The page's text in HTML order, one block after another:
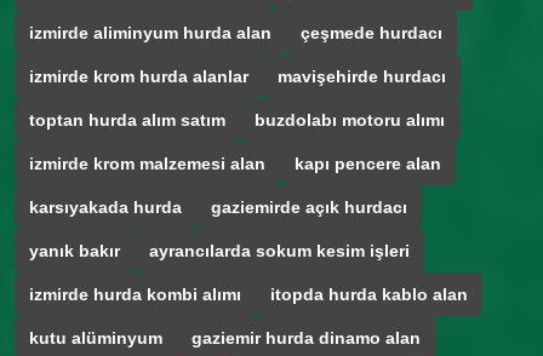
izmirde aliminyum hurda alan çeşmede hurdacı
izmirde krom hurda alanlar mavişehirde hurdacı
toptan hurda alım satım buzdolabı motoru alımı
izmirde krom malzemesi alan kapı pencere alan
karsıyakada hurda gaziemirde açık hurdacı
yanık bakır ayrancılarda sokum kesim işleri
izmirde hurda kombi alımı itopda hurda kablo alan
kutu alüminyum gaziemir hurda dinamo alan